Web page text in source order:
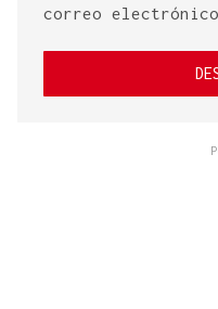
correo electrónico